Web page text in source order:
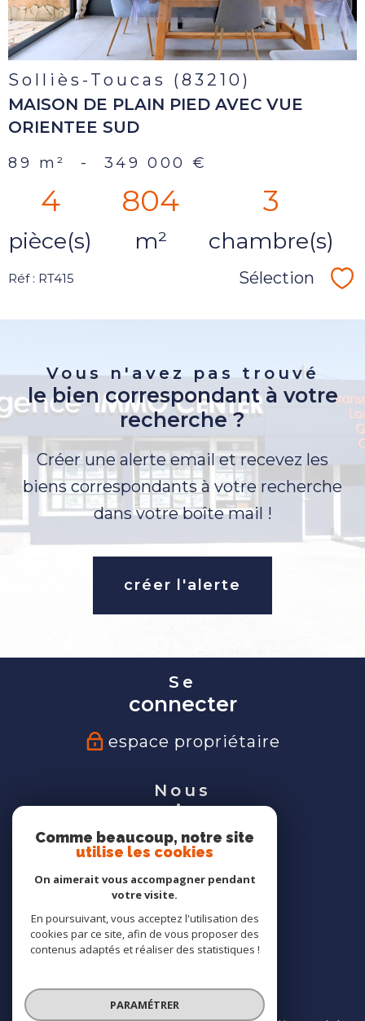
Solliès-Toucas (83210)
MAISON DE PLAIN PIED AVEC VUE
ORIENTEE SUD
89 m² - 349 000 €
4
pièce(s)
804
m²
3
chambre(s)
Réf : RT415 Sélection
Vous n'avez pas trouvé
le bien correspondant à votre
recherche ?
Créer une alerte email et recevez les
biens correspondants à votre recherche
dans votre boîte mail !
créer l'alerte
Se
connecter
espace propriétaire
Nous
suivre
Nous
adhérons
Comme beaucoup, notre site
utilise les cookies
On aimerait vous accompagner pendant
votre visite.
En poursuivant, vous acceptez l'utilisation des
cookies par ce site, afin de vous proposer des
contenus adaptés et réaliser des statistiques !
PARAMÉTRER